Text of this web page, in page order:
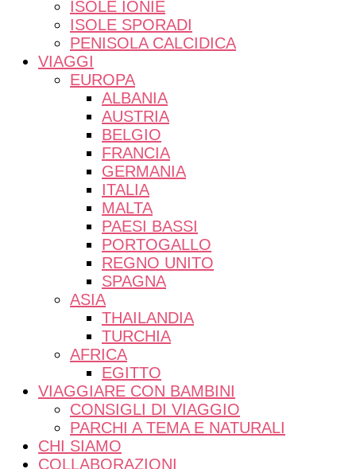
ISOLE IONIE
ISOLE SPORADI
PENISOLA CALCIDICA
VIAGGI
EUROPA
ALBANIA
AUSTRIA
BELGIO
FRANCIA
GERMANIA
ITALIA
MALTA
PAESI BASSI
PORTOGALLO
REGNO UNITO
SPAGNA
ASIA
THAILANDIA
TURCHIA
AFRICA
EGITTO
VIAGGIARE CON BAMBINI
CONSIGLI DI VIAGGIO
PARCHI A TEMA E NATURALI
CHI SIAMO
COLLABORAZIONI